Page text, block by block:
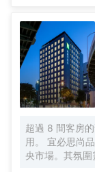
超過 8 間客房
用。 宜必思尚
央市場。其氛